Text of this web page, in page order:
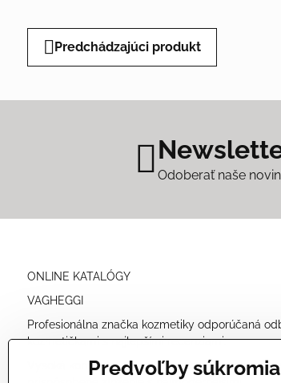
Predchádzajúci produkt
Odoberať naše
ONLINE KATALÓGY
VAGHEGGI
Profesionálna značka kozmetiky odporúčaná
kozmetičkami s najlepšími recenziami.
Vysoká koncentrácia prírodných účinných látok a
Predvoľby súkromia